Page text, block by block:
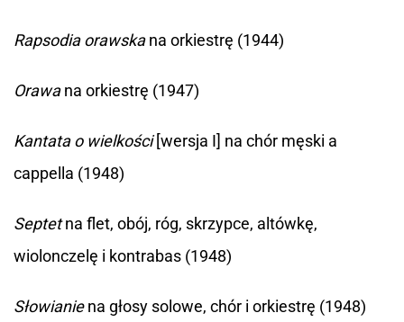
Rapsodia orawskana orkiestrę (1944)
Orawana orkiestrę (1947)
Kantata o wielkości[wersja I] na chór męski a
cappella (1948)
Septetna flet, obój, róg, skrzypce, altówkę,
wiolonczelę i kontrabas (1948)
Słowianiena głosy solowe, chór i orkiestrę (1948)